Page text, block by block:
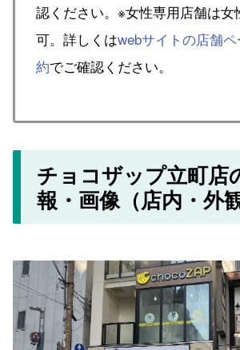
認ください。※女性専用店舗は女
可。詳しくはwebサイトの店舗
約でご確認ください。
チョコザップ立町店
報・画像（店内・外観